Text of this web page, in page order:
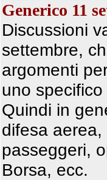
Generico 11
Discussioni
settembre,
argomenti
uno
Quindi in
difesa
passeggeri,
Borsa, ecc.